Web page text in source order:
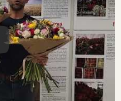
jsou květiny z Florea tak